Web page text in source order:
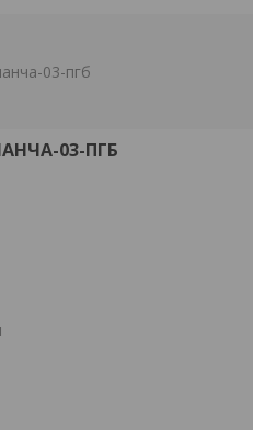
03-пгб
03-ПГБ